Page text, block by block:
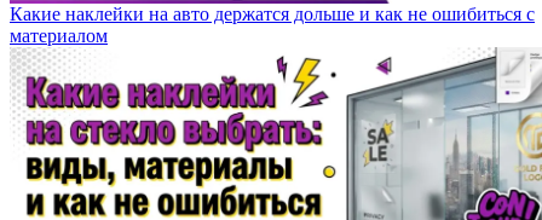
Какие наклейки на авто держатся дольше и как не ошибиться с
материалом